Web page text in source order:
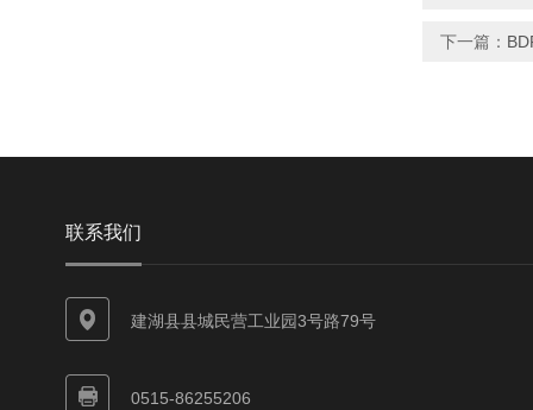
下一篇：
联系我们
建湖县县城民营工业园3号路79号
0515-86255206